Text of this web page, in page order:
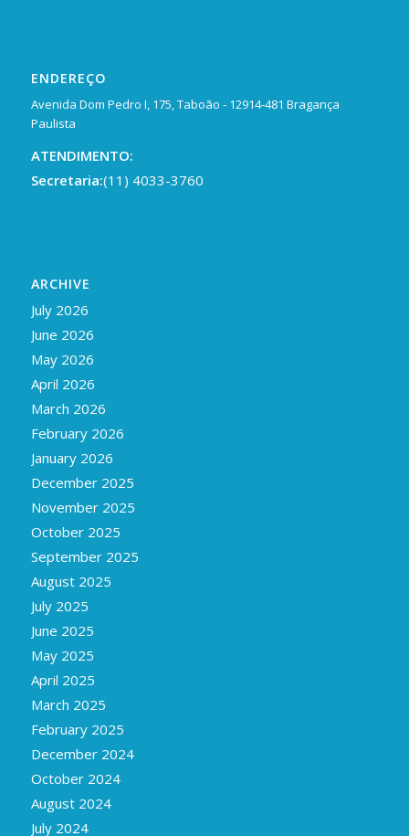
ENDEREÇO
Avenida Dom Pedro I, 175, Taboão - 12914-481 Bragança
Paulista
ATENDIMENTO:
Secretaria:(11) 4033-3760
ARCHIVE
July 2026
June 2026
May 2026
April 2026
March 2026
February 2026
January 2026
December 2025
November 2025
October 2025
September 2025
August 2025
July 2025
June 2025
May 2025
April 2025
March 2025
February 2025
December 2024
October 2024
August 2024
July 2024